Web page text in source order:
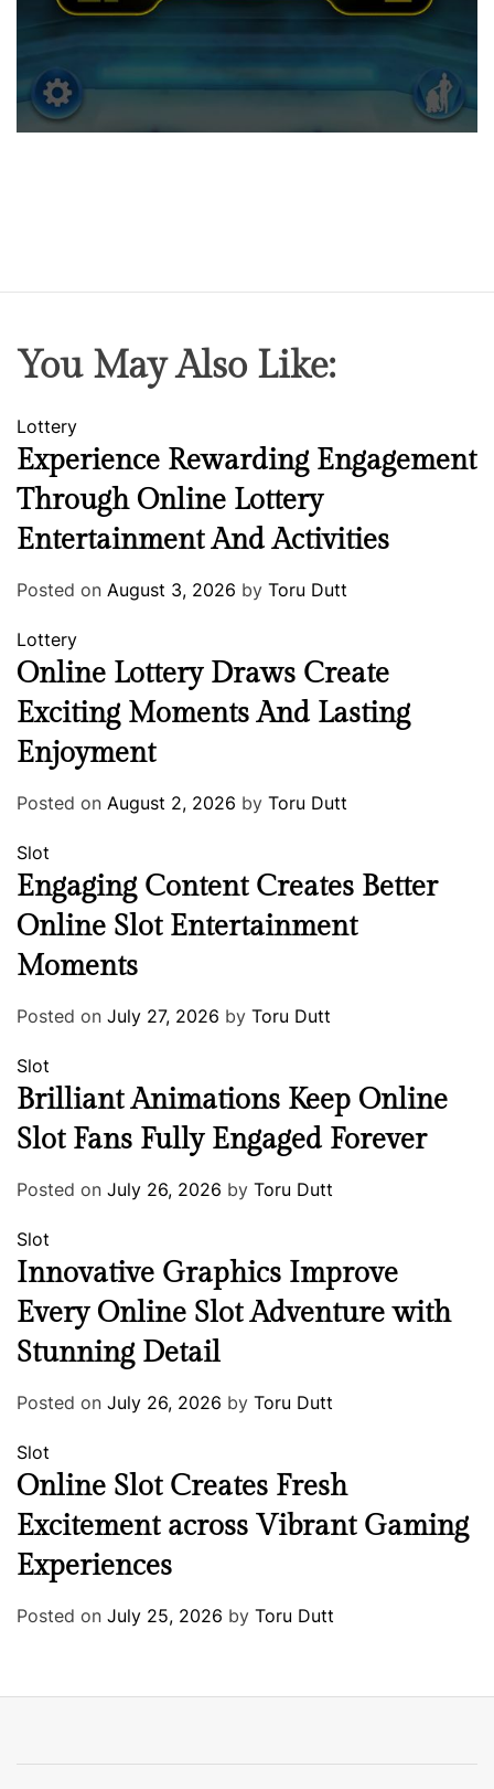
You May Also Like:
Lottery
Experience Rewarding Engagement
Through Online Lottery
Entertainment And Activities
Posted on August 3, 2026 by Toru Dutt
Lottery
Online Lottery Draws Create
Exciting Moments And Lasting
Enjoyment
Posted on August 2, 2026 by Toru Dutt
Slot
Engaging Content Creates Better
Online Slot Entertainment
Moments
Posted on July 27, 2026 by Toru Dutt
Slot
Brilliant Animations Keep Online
Slot Fans Fully Engaged Forever
Posted on July 26, 2026 by Toru Dutt
Slot
Innovative Graphics Improve
Every Online Slot Adventure with
Stunning Detail
Posted on July 26, 2026 by Toru Dutt
Slot
Online Slot Creates Fresh
Excitement across Vibrant Gaming
Experiences
Posted on July 25, 2026 by Toru Dutt